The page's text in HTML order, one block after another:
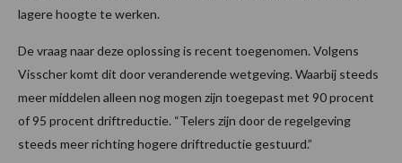
lagere hoogte te werken.
De vraag naar deze oplossing is recent toegenomen. Volgens
Visscher komt dit door veranderende wetgeving. Waarbij steeds
meer middelen alleen nog mogen zijn toegepast met 90 procent
of 95 procent driftreductie. “Telers zijn door de regelgeving
steeds meer richting hogere driftreductie gestuurd.”